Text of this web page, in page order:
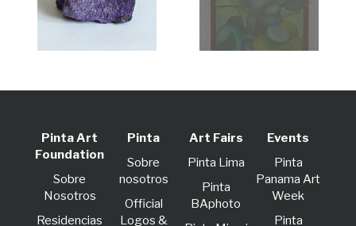
Pinta Art
Foundation
Sobre
Nosotros
Residencias
Pinta
Sobre
nosotros
Official
Logos &
Art Fairs
Pinta Lima
Pinta
BAphoto
Events
Pinta
Panama Art
Week
Pinta